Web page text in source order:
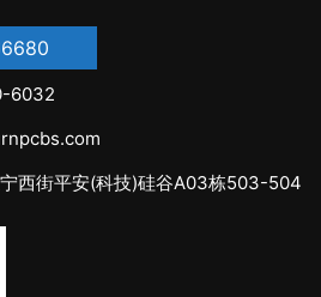
6032
西街平安(科技)硅谷A03栋503-504